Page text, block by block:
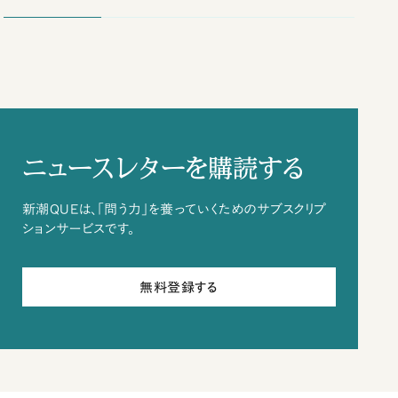
ニュースレターを購読する
新潮QUEは、「問う力」を養っていくためのサブスクリプ
ションサービスです。
無料登録する